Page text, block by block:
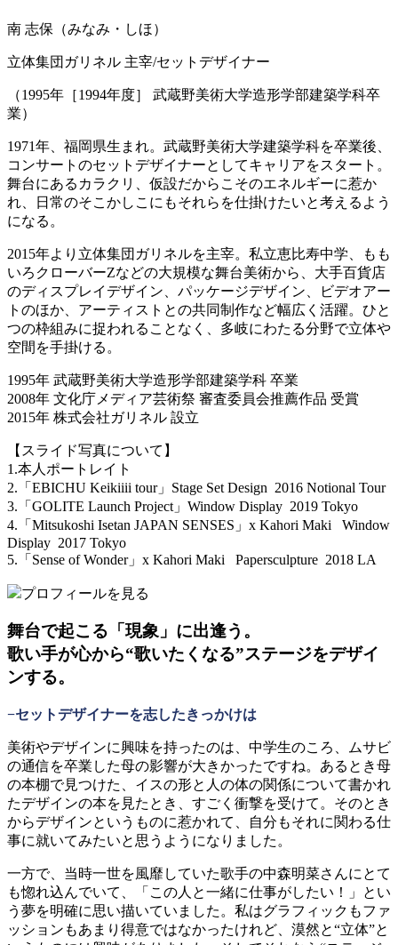
南 志保（みなみ・しほ）
立体集団ガリネル 主宰/セットデザイナー
（1995年［1994年度］ 武蔵野美術大学造形学部建築学科卒
業）
1971年、福岡県生まれ。武蔵野美術大学建築学科を卒業後、
コンサートのセットデザイナーとしてキャリアをスタート。
舞台にあるカラクリ、仮設だからこそのエネルギーに惹か
れ、日常のそこかしこにもそれらを仕掛けたいと考えるよう
になる。
2015年より立体集団ガリネルを主宰。私立恵比寿中学、もも
いろクローバーZなどの大規模な舞台美術から、大手百貨店
のディスプレイデザイン、パッケージデザイン、ビデオアー
トのほか、アーティストとの共同制作など幅広く活躍。ひと
つの枠組みに捉われることなく、多岐にわたる分野で立体や
空間を手掛ける。
1995年 武蔵野美術大学造形学部建築学科 卒業
2008年 文化庁メディア芸術祭 審査委員会推薦作品 受賞
2015年 株式会社ガリネル 設立
【スライド写真について】
1.本人ポートレイト
2.「EBICHU Keikiiii tour」Stage Set Design 2016 Notional Tour
3.「GOLITE Launch Project」Window Display 2019 Tokyo
4.「Mitsukoshi Isetan JAPAN SENSES」x Kahori Maki Window
Display 2017 Tokyo
5.「Sense of Wonder」x Kahori Maki Papersculpture 2018 LA
プロフィールを見る
舞台で起こる「現象」に出逢う。
歌い手が心から“歌いたくなる”ステージをデザイ
ンする。
−セットデザイナーを志したきっかけは
美術やデザインに興味を持ったのは、中学生のころ、ムサビ
の通信を卒業した母の影響が大きかったですね。あるとき母
の本棚で見つけた、イスの形と人の体の関係について書かれ
たデザインの本を見たとき、すごく衝撃を受けて。そのとき
からデザインというものに惹かれて、自分もそれに関わる仕
事に就いてみたいと思うようになりました。
一方で、当時一世を風靡していた歌手の中森明菜さんにとて
も惚れ込んでいて、「この人と一緒に仕事がしたい！」とい
う夢を明確に思い描いていました。私はグラフィックもファ
ッションもあまり得意ではなかったけれど、漠然と“立体”と